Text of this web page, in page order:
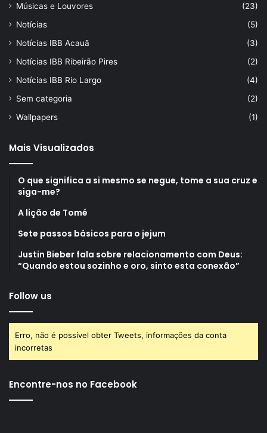
Músicas e Louvores
(23)
Notícias
(5)
Notícias IBB Acauã
(3)
Notícias IBB Ribeirão Pires
(2)
Notícias IBB Rio Largo
(4)
Sem categoria
(2)
Wallpapers
(1)
Mais Visualizados
O que significa a si mesmo se negue, tome a sua cruz e
siga-me?
A lição de Tomé
Sete passos básicos para o jejum
Justin Bieber fala sobre relacionamento com Deus:
“Quando estou sozinho e oro, sinto esta conexão”
Follow us
Erro, não é possível obter Tweets, informações da conta
incorretas
Encontre-nos no Facebook